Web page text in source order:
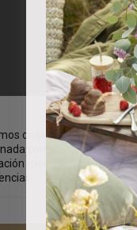
cookies propias y de
con sus preferencias
(por ejemplo,